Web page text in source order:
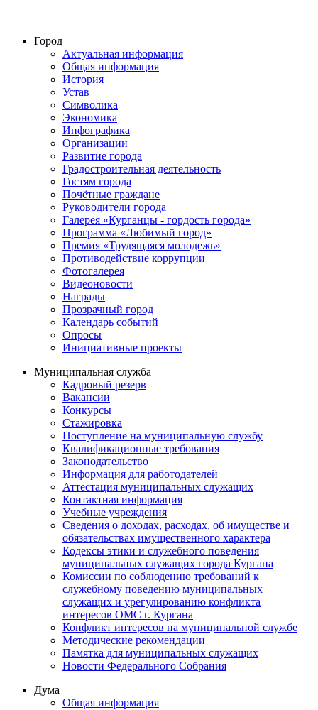
Город
Актуальная информация
Общая информация
История
Устав
Символика
Экономика
Инфографика
Организации
Развитие города
Градостроительная деятельность
Гостям города
Почётные граждане
Руководители города
Галерея «Курганцы - гордость города»
Программа «Любимый город»
Премия «Трудящаяся молодежь»
Противодействие коррупции
Фотогалерея
Видеоновости
Награды
Прозрачный город
Календарь событий
Опросы
Инициативные проекты
Муниципальная служба
Кадровый резерв
Вакансии
Конкурсы
Стажировка
Поступление на муниципальную службу
Квалификационные требования
Законодательство
Информация для работодателей
Аттестация муниципальных служащих
Контактная информация
Учебные учреждения
Сведения о доходах, расходах, об имуществе и
обязательствах имущественного характера
Кодексы этики и служебного поведения
муниципальных служащих города Кургана
Комиссии по соблюдению требований к
служебному поведению муниципальных
служащих и урегулированию конфликта
интересов ОМС г. Кургана
Конфликт интересов на муниципальной службе
Методические рекомендации
Памятка для муниципальных служащих
Новости Федерального Cобрания
Дума
Общая информация